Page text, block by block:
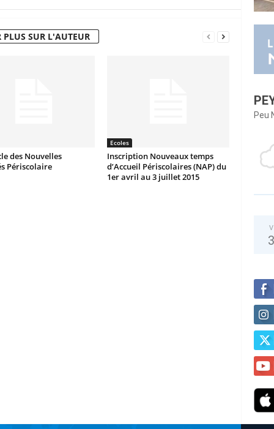
PLUS SUR L'AUTEUR
des Nouvelles
Périscolaire
Ecoles
Inscription Nouveaux temps
d’Accueil Périscolaires (NAP) du
1er avril au 3 juillet 2015
Peu